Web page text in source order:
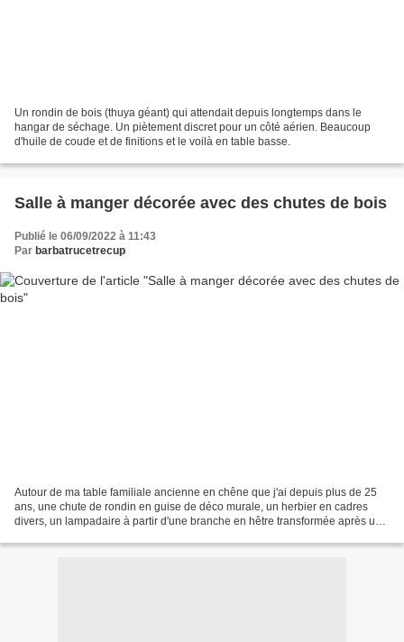
Un rondin de bois (thuya géant) qui attendait depuis longtemps dans le
hangar de séchage. Un piètement discret pour un côté aérien. Beaucoup
d'huile de coude et de finitions et le voilà en table basse.
Salle à manger décorée avec des chutes de bois
Publié le 06/09/2022 à 11:43
Par barbatrucetrecup
Autour de ma table familiale ancienne en chêne que j'ai depuis plus de 25
ans, une chute de rondin en guise de déco murale, un herbier en cadres
divers, un lampadaire à partir d'une branche en hêtre transformée après une